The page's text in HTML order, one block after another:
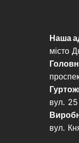
Наша
місто
вул. 25
вул.